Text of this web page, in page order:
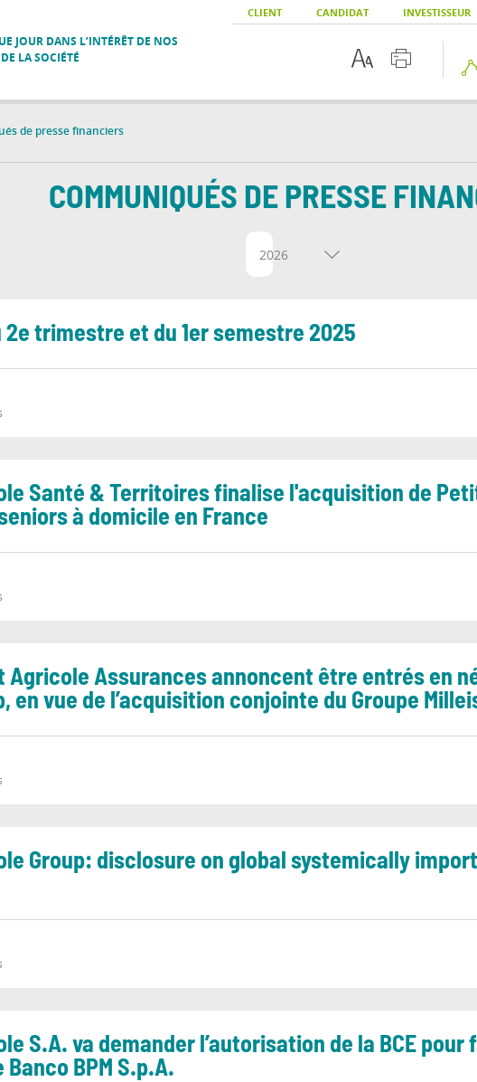
CLIENT CANDIDAT INVESTISSEUR
JOUR DANS L’INTÉRÊT DE NOS
LA SOCIÉTÉ
de presse financiers
COMMUNIQUÉS DE PRESSE
2026
2e trimestre et du 1er semestre 2025
Santé & Territoires finalise l'acquisition de
à domicile en France
Agricole Assurances annoncent être entrés en
en vue de l’acquisition conjointe du Groupe
Group: disclosure on global systemically
S.A. va demander l’autorisation de la BCE
BPM S.p.A.